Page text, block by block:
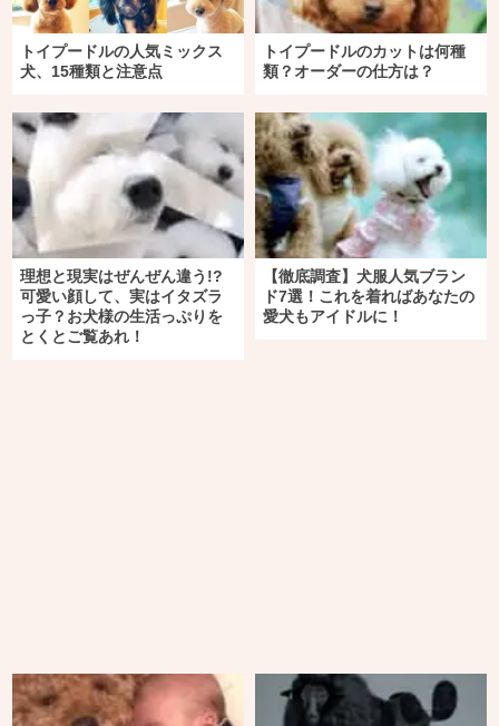
トイプードルの人気ミックス
犬、15種類と注意点
トイプードルのカットは何種
類？オーダーの仕方は？
理想と現実はぜんぜん違う!?
可愛い顔して、実はイタズラ
っ子？お犬様の生活っぷりを
とくとご覧あれ！
【徹底調査】犬服人気ブラン
ド7選！これを着ればあなたの
愛犬もアイドルに！